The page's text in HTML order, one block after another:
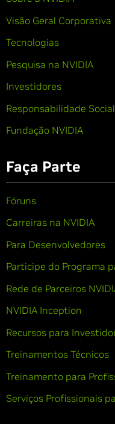
Visão Geral Corporativa
Tecnologias
Pesquisa na NVIDIA
Investidores
Responsabilidade Social
Fundação NVIDIA
Faça Parte
Fóruns
Carreiras na NVIDIA
Para Desenvolvedores
Participe do Programa
Rede de Parceiros
NVIDIA Inception
Recursos para
Treinamentos Técnicos
Treinamento para
Serviços Profissionais